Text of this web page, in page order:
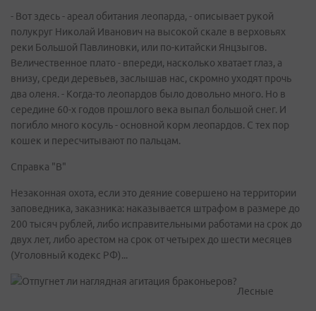
- Вот здесь - ареал обитания леопарда, - описывает рукой
полукруг Николай Иванович на высокой скале в верховьях
реки Большой Павлиновки, или по-китайски Янцзыгов.
Величественное плато - впереди, насколько хватает глаз, а
внизу, среди деревьев, заслышав нас, скромно уходят прочь
два оленя. - Когда-то леопардов было довольно много. Но в
середине 60-х годов прошлого века выпал большой снег. И
погибло много косуль - основной корм леопардов. С тех пор
кошек и пересчитывают по пальцам.
Справка "В"
Незаконная охота, если это деяние совершено на территории
заповедника, заказника: наказывается штрафом в размере до
200 тысяч рублей, либо исправительными работами на срок до
двух лет, либо арестом на срок от четырех до шести месяцев
(Уголовный кодекс РФ)...
Лесные